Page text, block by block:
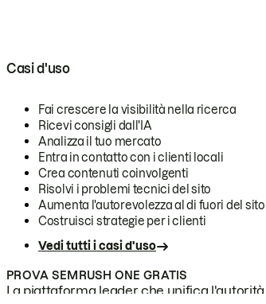
Casi d'uso
Fai crescere la visibilità nella ricerca
Ricevi consigli dall'IA
Analizza il tuo mercato
Entra in contatto con i clienti locali
Crea contenuti coinvolgenti
Risolvi i problemi tecnici del sito
Aumenta l'autorevolezza al di fuori del sito
Costruisci strategie per i clienti
Vedi tutti i casi d'uso
PROVA SEMRUSH ONE GRATIS
La piattaforma leader che unifica l'autorità